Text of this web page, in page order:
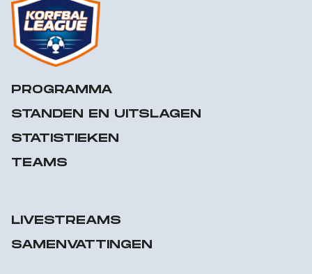
PROGRAMMA
STANDEN EN UITSLAGEN
STATISTIEKEN
TEAMS
LIVESTREAMS
SAMENVATTINGEN